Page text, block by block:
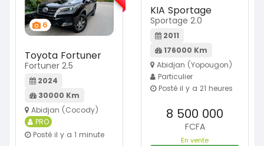
6
Toyota Fortuner
Fortuner 2.5
2024
30000 Km
Abidjan (Cocody)
PRO
Posté il y a 1 minute
KIA Sportage
Sportage 2.0
2011
176000 Km
Abidjan (Yopougon)
Particulier
Posté il y a 21 heures
8 500 000
FCFA
En vente